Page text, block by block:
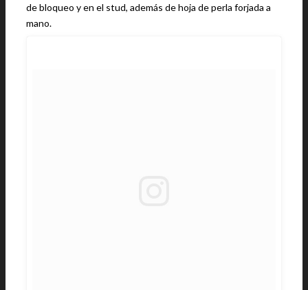
de bloqueo y en el stud, además de hoja de perla forjada a
mano.